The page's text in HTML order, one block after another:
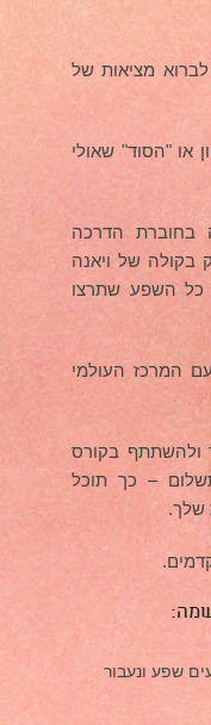
מציאות של
או "הסוד" שאולי
בחוברת הדרכה
בקולה של ויאנה
כל השפע שתרצו
המרכז העולמי
ולהשתתף בקורס
– כך תוכל
שלך.
שפע ונעבור